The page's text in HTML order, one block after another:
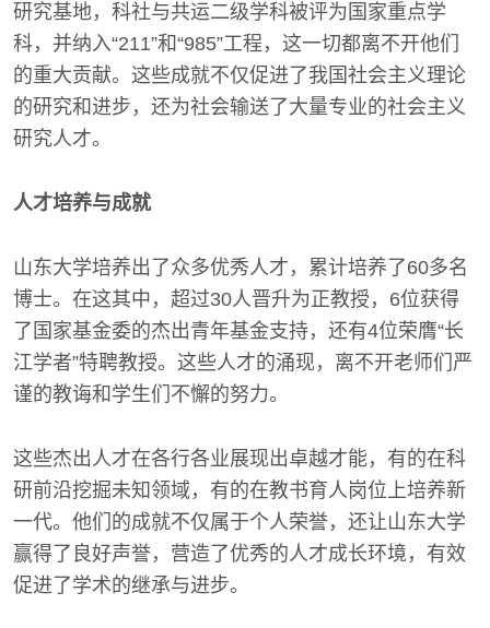
研究基地，科社与共运二级学科被评为国家重点学
科，并纳入“211”和“985”工程，这一切都离不开他们
的重大贡献。这些成就不仅促进了我国社会主义理论
的研究和进步，还为社会输送了大量专业的社会主义
研究人才。
人才培养与成就
山东大学培养出了众多优秀人才，累计培养了60多名
博士。在这其中，超过30人晋升为正教授，6位获得
了国家基金委的杰出青年基金支持，还有4位荣膺“长
江学者”特聘教授。这些人才的涌现，离不开老师们严
谨的教诲和学生们不懈的努力。
这些杰出人才在各行各业展现出卓越才能，有的在科
研前沿挖掘未知领域，有的在教书育人岗位上培养新
一代。他们的成就不仅属于个人荣誉，还让山东大学
赢得了良好声誉，营造了优秀的人才成长环境，有效
促进了学术的继承与进步。